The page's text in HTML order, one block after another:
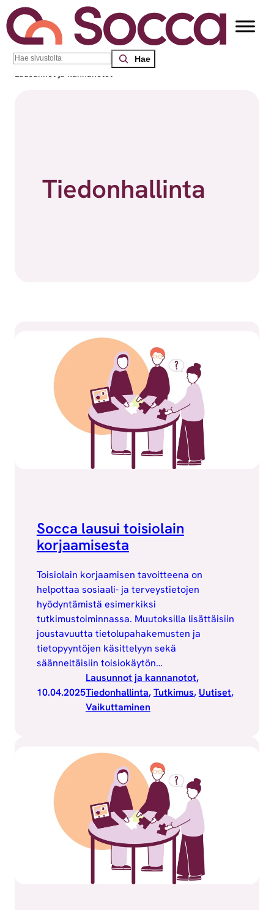
Search
Socca – Etelä-Suomen sosiaalialan osaamiskeskus
Lausunnot ja kannanotot
Tiedonhallinta
Socca lausui toisiolain
korjaamisesta
Toisiolain korjaamisen tavoitteena on
helpottaa sosiaali- ja terveystietojen
hyödyntämistä esimerkiksi
tutkimustoiminnassa. Muutoksilla lisättäisiin
joustavuutta tietolupahakemusten ja
tietopyyntöjen käsittelyyn sekä
säänneltäisiin toisiokäytön…
10.04.2025
Lausunnot ja kannanotot,
Tiedonhallinta, Tutkimus, Uutiset,
Vaikuttaminen